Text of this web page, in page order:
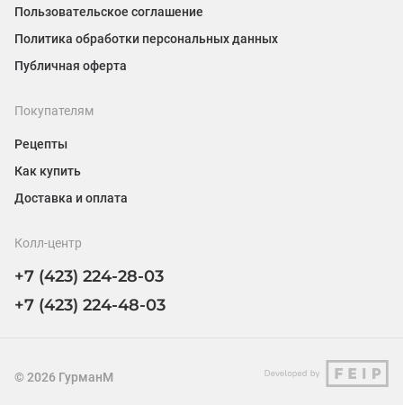
Пользовательское соглашение
Политика обработки персональных данных
Публичная оферта
Покупателям
Рецепты
Как купить
Доставка и оплата
Колл-центр
+7 (423) 224-28-03
+7 (423) 224-48-03
© 2026 ГурманМ